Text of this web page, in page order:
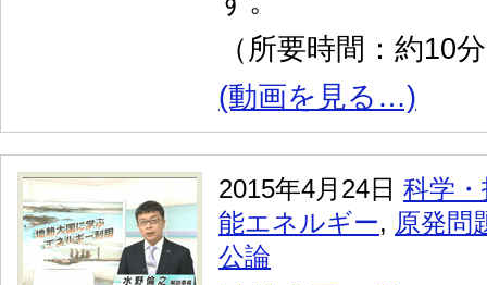
（所要時間：約10
(動画を見る…)
2015年4月24日 科学
能エネルギー, 原発問
公論